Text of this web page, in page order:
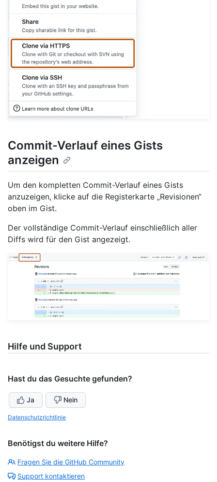
Commit-Verlauf eines Gists
anzeigen
Um den kompletten Commit-Verlauf eines Gists
anzuzeigen, klicke auf die Registerkarte „Revisionen“
oben im Gist.
Der vollständige Commit-Verlauf einschließlich aller
Diffs wird für den Gist angezeigt.
Hilfe und Support
Hast du das Gesuchte gefunden?
Ja Nein
Datenschutzrichtlinie
Benötigst du weitere Hilfe?
Fragen Sie die GitHub Community
Support kontaktieren